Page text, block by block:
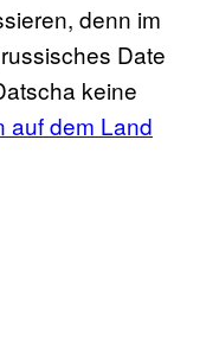
denn im
Date
keine
auf dem Land